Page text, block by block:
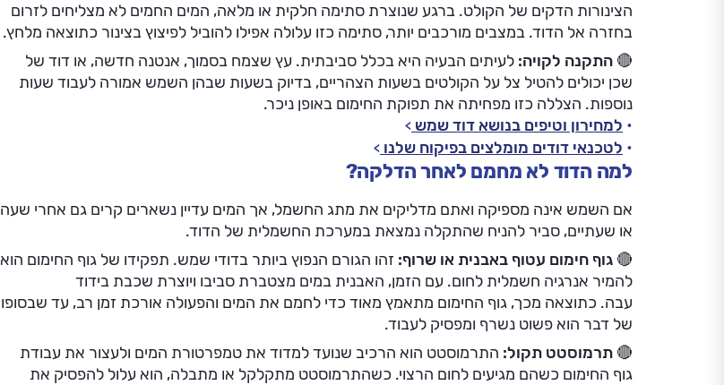
הצינורות הדקים של הקולט. ברגע שנוצרת סתימה חלקית או מלאה, המים החמים לא מצליחים לזרום
בחזרה אל הדוד. במצבים מורכבים יותר, סתימה כזו עלולה אפילו להוביל לפיצוץ בצינור כתוצאה מלחץ.
🔴 התקנה לקויה: לעיתים הבעיה היא בכלל סביבתית. עץ שצמח בסמוך, אנטנה חדשה, או דוד של
שכן יכולים להטיל צל על הקולטים בשעות הצהריים, בדיוק בשעות שבהן השמש אמורה לעבוד שעות
נוספות. הצללה כזו מפחיתה את תפוקת החימום באופן ניכר.
למחירון וטיפים בנושא דוד שמש
לטכנאי דודים מומלצים בפיקוח שלנו
למה הדוד לא מחמם לאחר הדלקה?
אם השמש אינה מספיקה ואתם מדליקים את מתג החשמל, אך המים עדיין נשארים קרים גם אחרי שעה
או שעתיים, סביר להניח שהתקלה נמצאת במערכת החשמלית של הדוד.
🔴 גוף חימום עטוף באבנית או שרוף: זהו הגורם הנפוץ ביותר בדודי שמש. תפקידו של גוף החימום הוא
להמיר אנרגיה חשמלית לחום. עם הזמן, האבנית במים מצטברת סביבו ויוצרת שכבת בידוד
עבה. כתוצאה מכך, גוף החימום מתאמץ מאוד כדי לחמם את המים והפעולה אורכת זמן רב, עד שבסופו
של דבר הוא פשוט נשרף ומפסיק לעבוד.
🔴 תרמוסטט תקול: התרמוסטט הוא הרכיב שנועד למדוד את טמפרטורת המים ולעצור את עבודת
גוף החימום כשהם מגיעים לחום הרצוי. כשהתרמוסטט מתקלקל או מתבלה, הוא עלול להפסיק את